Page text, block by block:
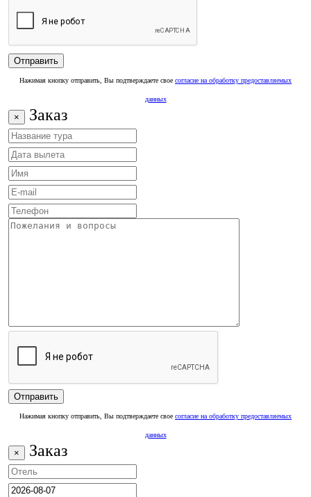
Нажимая кнопку отправить, Вы подтверждаете свое согласие на обработку предоставляемых
данных
× Заказ
Нажимая кнопку отправить, Вы подтверждаете свое согласие на обработку предоставляемых
данных
× Заказ